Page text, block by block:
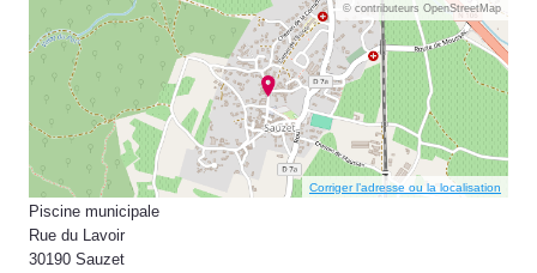
© contributeurs OpenStreetMap
Corriger l’adresse ou la localisation
Piscine municipale
Rue du Lavoir
30190 Sauzet